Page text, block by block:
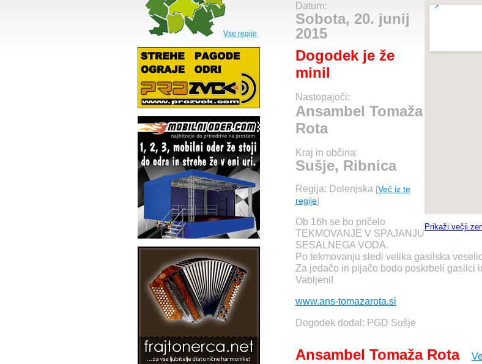
Vse regije
Prikaži večji
Datum:
Sobota, 20. junij
2015
Dogodek je že
minil
Nastopajoči:
Ansambel Tomaža
Rota
Kraj in občina:
Sušje, Ribnica
Regija: Dolenjska [Več iz te
regije]
Ob 16h se bo pričelo
TEKMOVANJE V SPAJANJU
SESALNEGA VODA.
Po tekmovanju sledi velika gasilska
Za jedačo in pijačo bodo poskrbeli gasilci
Vabljeni!
www.ans-tomazarota.si
Dogodek dodal: PGD Sušje
Ansambel Tomaža Rota